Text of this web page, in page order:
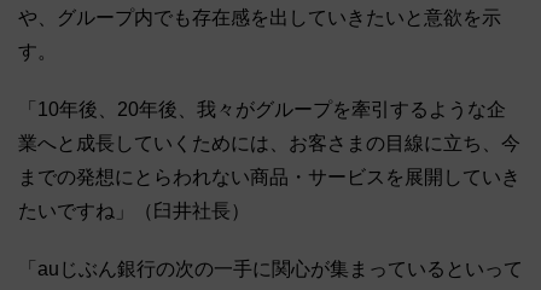
や、グループ内でも存在感を出していきたいと意欲を示
す。
「10年後、20年後、我々がグループを牽引するような企
業へと成長していくためには、お客さまの目線に立ち、今
までの発想にとらわれない商品・サービスを展開していき
たいですね」（臼井社長）
「auじぶん銀行の次の一手に関心が集まっているといって